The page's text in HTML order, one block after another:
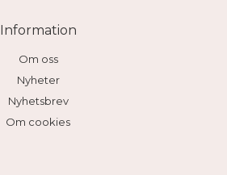
Information
Om oss
Nyheter
Nyhetsbrev
Om cookies